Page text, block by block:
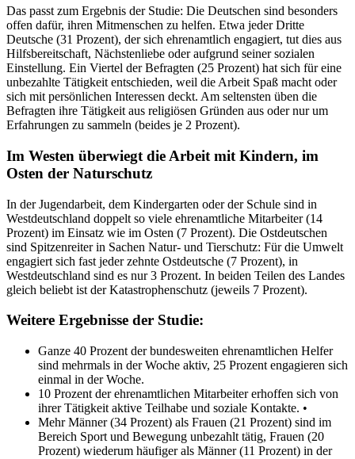
Das passt zum Ergebnis der Studie: Die Deutschen sind besonders
offen dafür, ihren Mitmenschen zu helfen. Etwa jeder Dritte
Deutsche (31 Prozent), der sich ehrenamtlich engagiert, tut dies aus
Hilfsbereitschaft, Nächstenliebe oder aufgrund seiner sozialen
Einstellung. Ein Viertel der Befragten (25 Prozent) hat sich für eine
unbezahlte Tätigkeit entschieden, weil die Arbeit Spaß macht oder
sich mit persönlichen Interessen deckt. Am seltensten üben die
Befragten ihre Tätigkeit aus religiösen Gründen aus oder nur um
Erfahrungen zu sammeln (beides je 2 Prozent).
Im Westen überwiegt die Arbeit mit Kindern, im
Osten der Naturschutz
In der Jugendarbeit, dem Kindergarten oder der Schule sind in
Westdeutschland doppelt so viele ehrenamtliche Mitarbeiter (14
Prozent) im Einsatz wie im Osten (7 Prozent). Die Ostdeutschen
sind Spitzenreiter in Sachen Natur- und Tierschutz: Für die Umwelt
engagiert sich fast jeder zehnte Ostdeutsche (7 Prozent), in
Westdeutschland sind es nur 3 Prozent. In beiden Teilen des Landes
gleich beliebt ist der Katastrophenschutz (jeweils 7 Prozent).
Weitere Ergebnisse der Studie:
Ganze 40 Prozent der bundesweiten ehrenamtlichen Helfer
sind mehrmals in der Woche aktiv, 25 Prozent engagieren sich
einmal in der Woche.
10 Prozent der ehrenamtlichen Mitarbeiter erhoffen sich von
ihrer Tätigkeit aktive Teilhabe und soziale Kontakte. •
Mehr Männer (34 Prozent) als Frauen (21 Prozent) sind im
Bereich Sport und Bewegung unbezahlt tätig, Frauen (20
Prozent) wiederum häufiger als Männer (11 Prozent) in der